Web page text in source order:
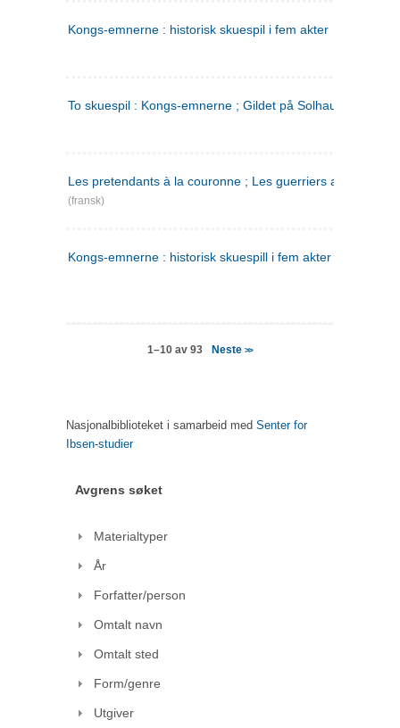
Kongs-emnerne : historisk skuespil i fem akter
To skuespil : Kongs-emnerne ; Gildet på Solhaug
Les pretendants à la couronne ; Les guerriers a Helgeland
(fransk)
Kongs-emnerne : historisk skuespill i fem akter
1–10 av 93 Neste>>
Nasjonalbiblioteket i samarbeid med Senter for
Ibsen-studier
Avgrens søket
Materialtyper
År
Forfatter/person
Omtalt navn
Omtalt sted
Form/genre
Utgiver